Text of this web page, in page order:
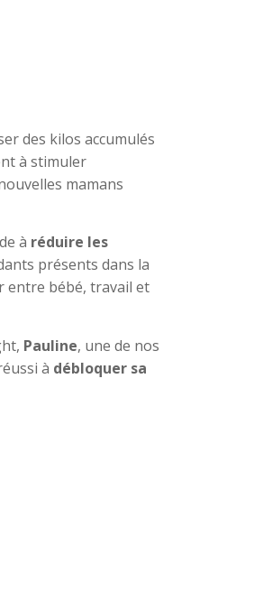
des kilos accumulés
à stimuler
mamans
à réduire les
présents dans la
entre bébé, travail et
Pauline, une de nos
à débloquer sa